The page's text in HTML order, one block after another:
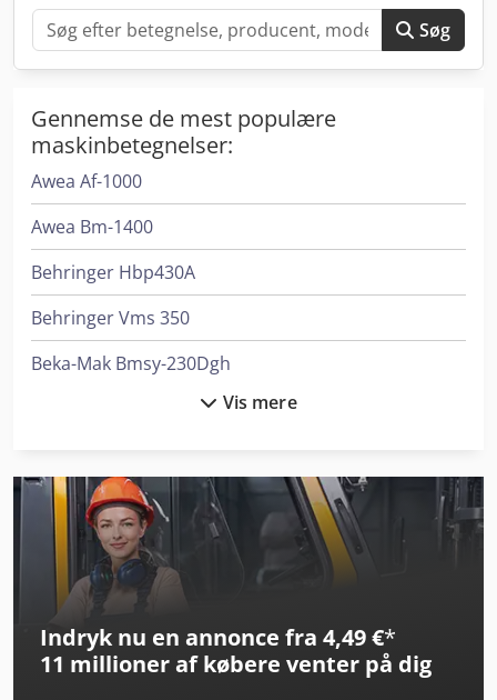
Søg
Gennemse de mest populære
maskinbetegnelser:
Awea Af-1000
Awea Bm-1400
Behringer Hbp430A
Behringer Vms 350
Beka-Mak Bmsy-230Dgh
Beka-Mak Bmsy-360Dgh Eco
Eisele Vms 370
Eumach Lbm-1500
Haas Umc-500
Haas Umc-500Ss
Haas Umc-750
Vis mere
Indryk nu en annonce fra 4,49 €*
11 millioner af købere venter på dig